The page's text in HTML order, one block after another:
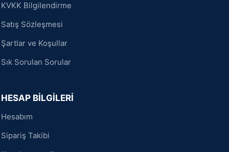
KVKK Bilgilendirme
Satış Sözleşmesi
Şartlar ve Koşullar
Sık Sorulan Sorular
HESAP BİLGİLERİ
Hesabım
Sipariş Takibi